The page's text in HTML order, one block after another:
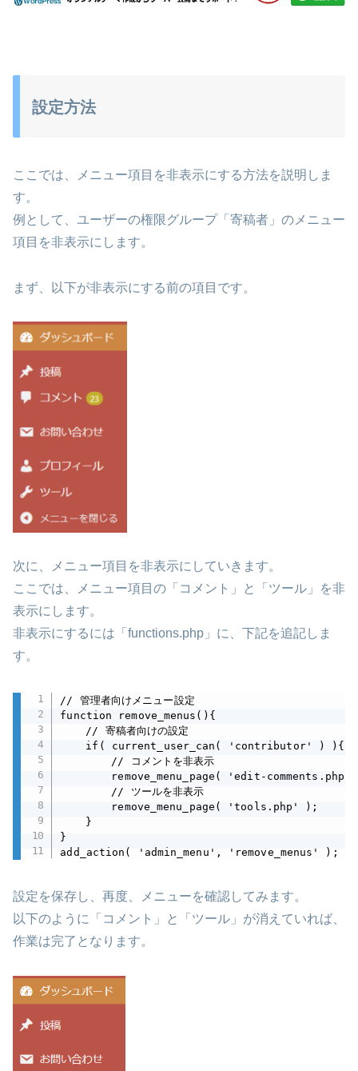
設定方法
ここでは、メニュー項目を非表示にする方法を説明しま
す。
例として、ユーザーの権限グループ「寄稿者」のメニュー
項目を非表示にします。
まず、以下が非表示にする前の項目です。
次に、メニュー項目を非表示にしていきます。
ここでは、メニュー項目の「コメント」と「ツール」を非
表示にします。
非表示にするには「functions.php」に、下記を追記しま
す。
// 管理者向けメニュー設定
function remove_menus(){
}
add_action( 'admin_menu', 'remove_menus' );
設定を保存し、再度、メニューを確認してみます。
以下のように「コメント」と「ツール」が消えていれば、
作業は完了となります。